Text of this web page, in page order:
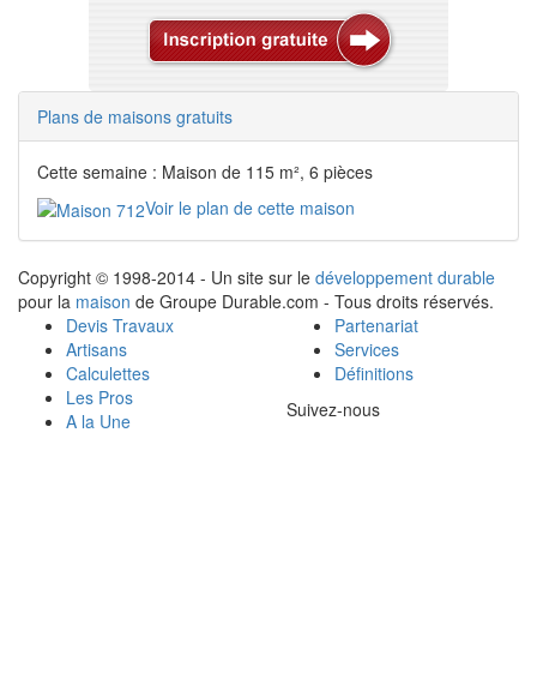
Plans de maisons gratuits
Cette semaine : Maison de 115 m², 6 pièces
Voir le plan de cette maison
Copyright © 1998-2014 - Un site sur le développement durable
pour la maison de Groupe Durable.com - Tous droits réservés.
Devis Travaux
Artisans
Calculettes
Les Pros
A la Une
Partenariat
Services
Définitions
Suivez-nous